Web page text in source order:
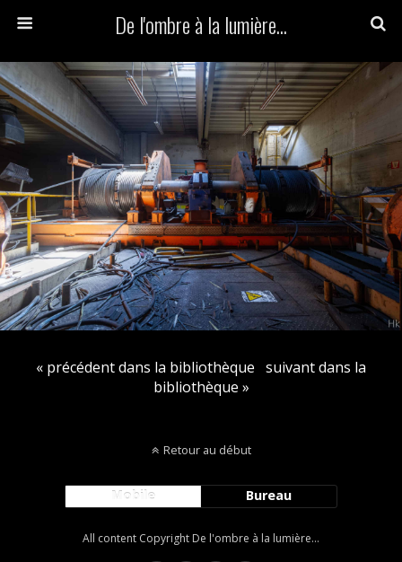
De l'ombre à la lumière...
« précédent dans la bibliothèque suivant dans la
bibliothèque »
Retour au début
Mobile Bureau
All content Copyright De l'ombre à la lumière...